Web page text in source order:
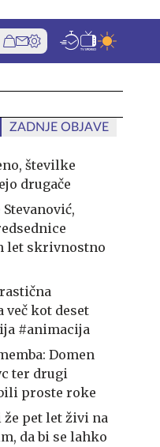
ZADNJE OBJAVE
številke
drugače
let skrivnostno
več kot deset
#animacija
Domen
ter drugi
proste roke
že pet let živi na
da bi se lahko